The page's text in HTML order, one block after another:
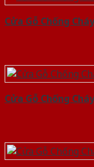
Cửa Gỗ Chống
Cửa Gỗ Chống